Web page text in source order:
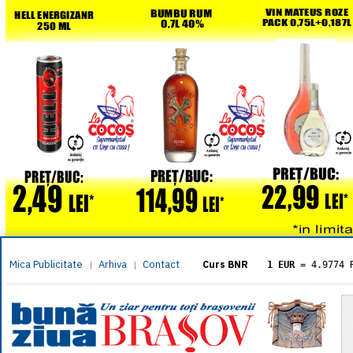
Mica Publicitate | Arhiva | Contact Curs BNR 1 EUR = 4.9774
= 5.8304
1 XAU= 464.4611
1 AED= 1.1933
1 AUD= 2.7957
1 BGN= 2.5449